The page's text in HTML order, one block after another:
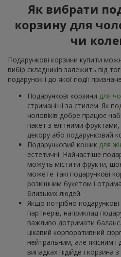
Як вибрати
корзину для
чи
Подарункові корзини купити
вибір складників залежить від
подарунок і до якої події
Подарункові корзини для
стриманіші за стилем. Як
чоловіків добре працює
пакет з елітними
декору або подарунковий
Подарунковий кошик для
естетичні. Найчастіше
можуть містити фрукти,
можете такі подарункові
розкішним букетом і
близьких людей.
Якщо потрібно подарункові
партнерів, наприклад
важливо дотримати
цікавий корпоративний
нейтральним, але якісним
випадках підійде і корзина